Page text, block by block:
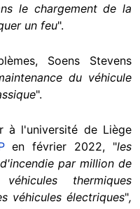
le chargement de la
un feu".
Soens Stevens
du véhicule
".
à l'université de Liège
en février 2022, "les
par million de
thermiques
véhicules électriques",